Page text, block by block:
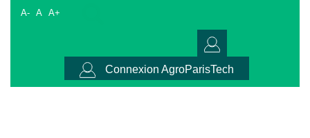
A- A A+
Connexion AgroParisTech